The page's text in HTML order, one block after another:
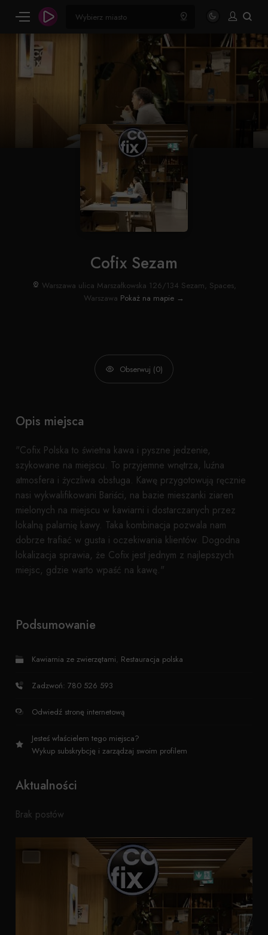
Cofix Sezam
Warszawa ulica Marszałkowska 126/134 Sezam, Spaces,
Warszawa Pokaż na mapie →
Obserwuj (0)
Opis miejsca
"Cofix Polska to świetna kawa i pyszne jedzenie,
szykowane na miejscu. To przyjemne wnętrza, luźna
atmosfera i życzliwa obsługa. Kawę przygotowują ręcznie
nasi wykwalifikowani Bariści, na bazie mieszanki ziaren
mielonych na miejscu w kawiarni i dostarczanych przez
lokalną palarnię kawy. Taka kombinacja pozwala nam
dobrze trafiać w gusta i oczekiwania klientów. Dogodna
lokalizacja sprawia, że Cofix jest jednym z najlepszych
miejsc, gdzie warto wpaść na kawę."
Podsumowanie
Kawiarnia ze zwierzętami, Restauracja polska
Zadzwoń: 780 526 593
Odwiedź stronę internetową
Jesteś właścielem tego miejsca?
Wykup subskrybcję i zarządzaj swoim profilem
Aktualności
Brak postów